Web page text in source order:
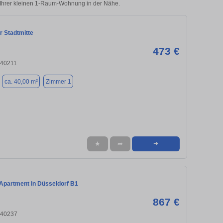
kleinen 1-Raum-Wohnung in der Nähe.
Stadtmitte
473 €
ca. 40,00 m² Zimmer 1
★ ➦ ➜
in Düsseldorf B1
867 €